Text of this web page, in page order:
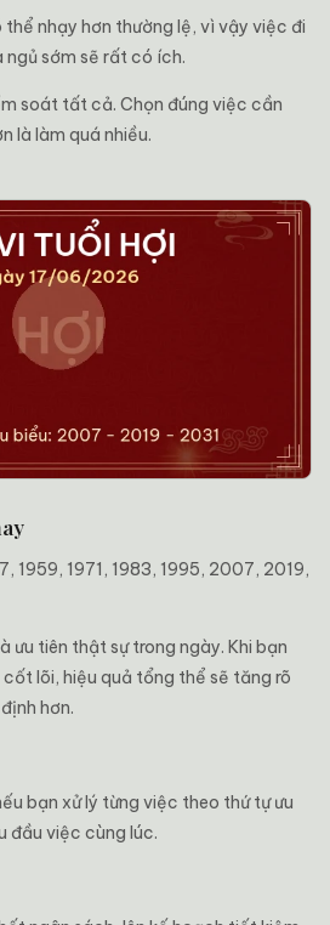
nhạy hơn thường lệ, vì vậy việc đi
ngủ sớm sẽ rất có ích.
soát tất cả. Chọn đúng việc cần
là làm quá nhiều.
1959, 1971, 1983, 1995, 2007, 2019,
ưu tiên thật sự trong ngày. Khi bạn
lõi, hiệu quả tổng thể sẽ tăng rõ
hơn.
bạn xử lý từng việc theo thứ tự ưu
đầu việc cùng lúc.